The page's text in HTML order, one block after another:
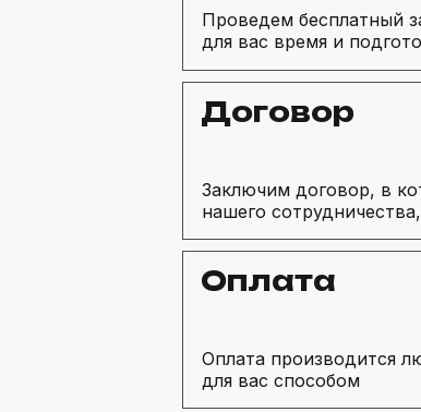
Проведем бесплатный
для вас время и
Договор
Заключим договор, в
нашего
Оплата
Оплата производится
для вас способом